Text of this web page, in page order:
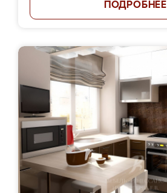
ПОДРОБНЕЕ